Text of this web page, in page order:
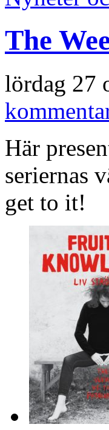
The
lördag 27
Här
seriernas
get to it!